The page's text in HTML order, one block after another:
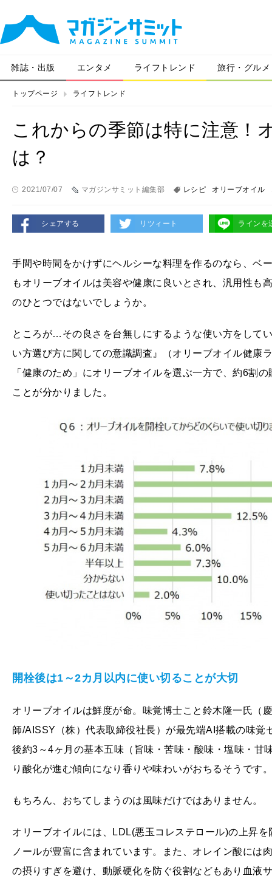
雑誌・出版 エンタメ ライフトレンド 旅行・グルメ
トップページ ライフトレンド
これからの季節は特に注意！
は？
2021/07/07 マガジンサミット編集部 レシピ オリーブオイル
シェアする リツィート ラインを
手間や時間をかけずにヘルシーな料理を作るのなら、ベ
もオリーブオイルは美容や健康に良いとされ、汎用性も
のひとつではないでしょうか。
ところが…その良さを台無しにするような使い方をして
い方選び方に関しての意識調査』（オリーブオイル健康
「健康のため」にオリーブオイルを選ぶ一方で、約6割
ことが分かりました。
開栓後は1 ～2カ月以内に使い切ることが大切
オリーブオイルは鮮度が命。味覚博士こと鈴木隆一氏（
師/AISSY（株）代表取締役社長）が最先端AI搭載の味
後約3～4ヶ月の基本五味（旨味・苦味・酸味・塩味・甘
り酸化が進む傾向になり香りや味わいがおちるそうです。
もちろん、おちてしまうのは風味だけではありません。
オリーブオイルには、LDL(悪玉コレステロール)の上昇
ノールが豊富に含まれています。また、オレイン酸には
の摂りすぎを避け、動脈硬化を防ぐ役割などもあり血液